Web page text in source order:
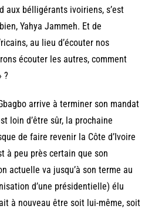
aux bélligérants ivoiriens, s’est
Yahya Jammeh. Et de
au lieu d’écouter nos
écouter les autres, comment
?
arrive à terminer son mandat
loin d’être sûr, la prochaine
de faire revenir la Côte d’Ivoire
à peu près certain que son
actuelle va jusqu’à son terme au
d’une présidentielle) élu
à nouveau être soit lui-même, soit